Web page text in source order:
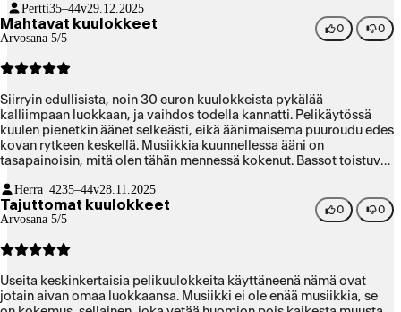
Pertti35–44v29.12.2025
Mahtavat kuulokkeet
Arvosana 5/5
0 0
Siirryin edullisista, noin 30 euron kuulokkeista pykälää
kalliimpaan luokkaan, ja vaihdos todella kannatti. Pelikäytössä
kuulen pienetkin äänet selkeästi, eikä äänimaisema puuroudu edes
kovan rytkeen keskellä. Musiikkia kuunnellessa ääni on
tasapainoisin, mitä olen tähän mennessä kokenut. Bassot toistuvat
painoa ei kannata säikähtää. Vaikka ne ovat hieman raskaat, ne on
tasapainotettu niin hyvin, ettei painoa päässä huomaa.
Herra_4235–44v28.11.2025
Tajuttomat kuulokkeet
Arvosana 5/5
0 0
Useita keskinkertaisia pelikuulokkeita käyttäneenä nämä ovat
jotain aivan omaa luokkaansa. Musiikki ei ole enää musiikkia, se